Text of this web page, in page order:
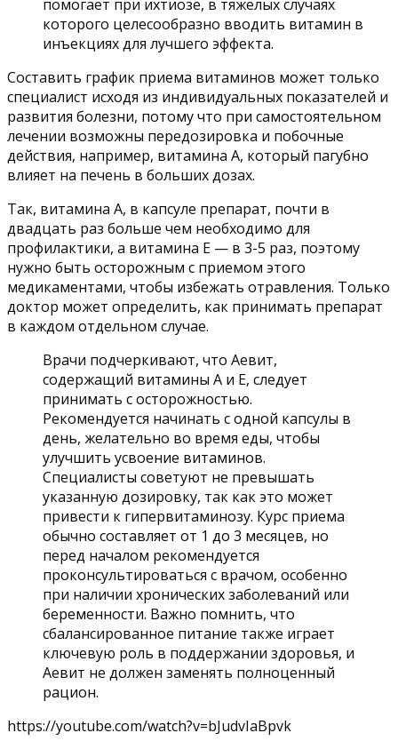
помогает при ихтиозе, в тяжелых случаях
которого целесообразно вводить витамин в
инъекциях для лучшего эффекта.
Составить график приема витаминов может только
специалист исходя из индивидуальных показателей и
развития болезни, потому что при самостоятельном
лечении возможны передозировка и побочные
действия, например, витамина А, который пагубно
влияет на печень в больших дозах.
Так, витамина А, в капсуле препарат, почти в
двадцать раз больше чем необходимо для
профилактики, а витамина Е — в 3-5 раз, поэтому
нужно быть осторожным с приемом этого
медикаментами, чтобы избежать отравления. Только
доктор может определить, как принимать препарат
в каждом отдельном случае.
Врачи подчеркивают, что Аевит,
содержащий витамины А и Е, следует
принимать с осторожностью.
Рекомендуется начинать с одной капсулы в
день, желательно во время еды, чтобы
улучшить усвоение витаминов.
Специалисты советуют не превышать
указанную дозировку, так как это может
привести к гипервитаминозу. Курс приема
обычно составляет от 1 до 3 месяцев, но
перед началом рекомендуется
проконсультироваться с врачом, особенно
при наличии хронических заболеваний или
беременности. Важно помнить, что
сбалансированное питание также играет
ключевую роль в поддержании здоровья, и
Аевит не должен заменять полноценный
рацион.
https://youtube.com/watch?v=bJudvIaBpvk